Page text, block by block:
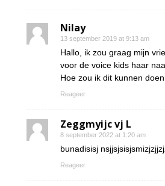
Nilay
13 september 2019 at 9:13 am
Hallo, ik zou graag mijn
voor de voice kids haar
Hoe zou ik dit kunnen
Reageer
Zeggmyijc vj L
8 september 2022 at 1:20 am
bunadisisj
Reageer